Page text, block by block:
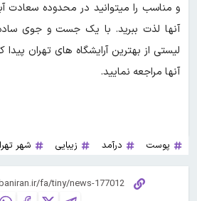
و مناسب را میتوانید در محدوده سعادت
آنها لذت ببرید. با یک جست و جوی ساده
لیستی از بهترین آرایشگاه های تهران
آنها مراجعه نمایید.
پوست درآمد زیبایی شهر